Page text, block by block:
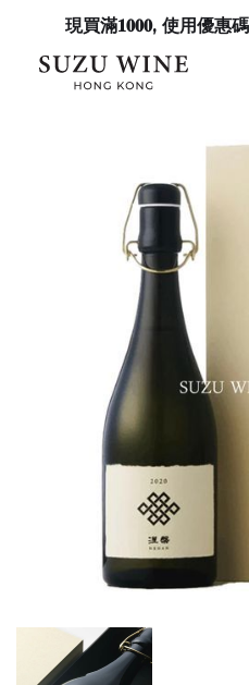
現買滿𝟏𝟎𝟎𝟎, 使用優惠